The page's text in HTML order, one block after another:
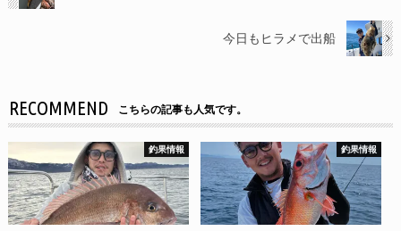
今日もヒラメで出船
RECOMMEND こちらの記事も人気です。
釣果情報 釣果情報